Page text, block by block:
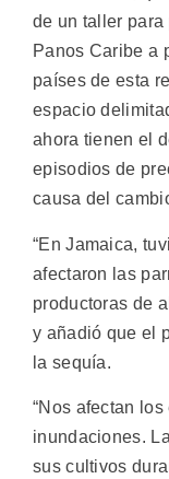
de un taller
Panos Caribe a
países de esta
espacio
ahora tienen el
episodios de
causa del
“En Jamaica,
afectaron las
productoras de
y añadió que el
la sequía.
“Nos afectan
inundaciones.
sus cultivos